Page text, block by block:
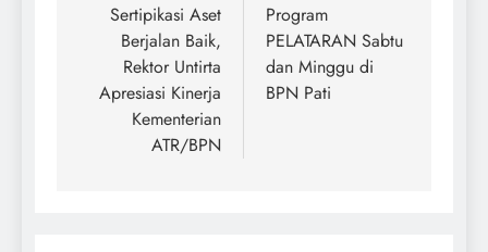
Sertipikasi Aset
Berjalan Baik,
Rektor Untirta
Apresiasi Kinerja
Kementerian
ATR/BPN
Program
PELATARAN Sabtu
dan Minggu di
BPN Pati